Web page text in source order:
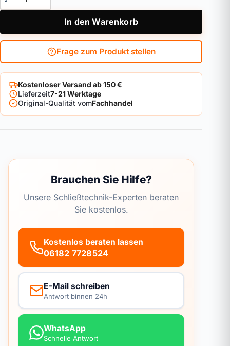
In den Warenkorb
Frage zum Produkt stellen
Kostenloser Versand ab 150 €
Lieferzeit7-21 Werktage
Original-Qualität vomFachhandel
Brauchen Sie Hilfe?
Unsere Schließtechnik-Experten beraten
Sie kostenlos.
Kostenlos beraten lassen
06182 7728524
E-Mail schreiben
Antwort binnen 24h
WhatsApp
Schnelle Antwort